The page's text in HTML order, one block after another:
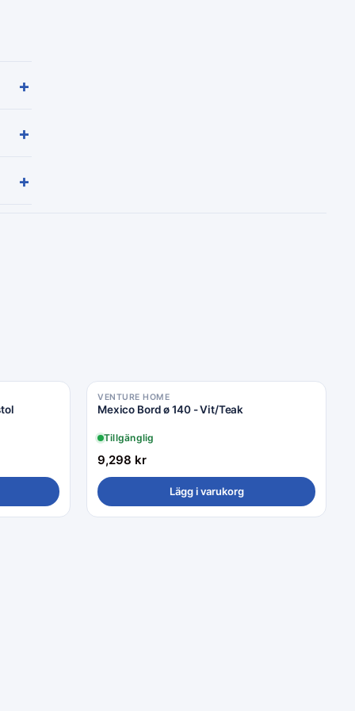
+
+
+
VENTURE HOME
Mexico Bord ø 140 - Vit/Teak
Tillgänglig
9,298 kr
Lägg i varukorg